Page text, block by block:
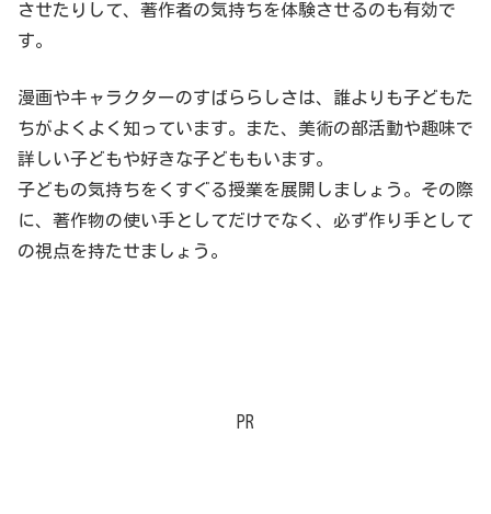
させたりして、著作者の気持ちを体験させるのも有効で
す。
漫画やキャラクターのすばららしさは、誰よりも子どもた
ちがよくよく知っています。また、美術の部活動や趣味で
詳しい子どもや好きな子どももいます。
子どもの気持ちをくすぐる授業を展開しましょう。その際
に、著作物の使い手としてだけでなく、必ず作り手として
の視点を持たせましょう。
PR